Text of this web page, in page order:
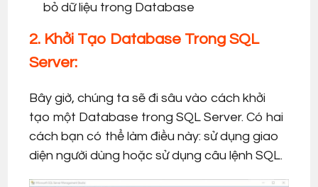
bỏ dữ liệu trong Database
2. Khởi Tạo Database Trong SQL
Server:
Bây giờ, chúng ta sẽ đi sâu vào cách khởi
tạo một Database trong SQL Server. Có hai
cách bạn có thể làm điều này: sử dụng giao
diện người dùng hoặc sử dụng câu lệnh SQL.